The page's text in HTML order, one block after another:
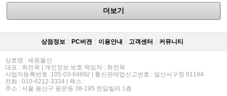
더보기
상점정보 PC버젼 이용안내 고객센터 커뮤니티
상호명 : 세원물산
대표 : 최진욱 | 개인정보 보호 책임자 : 최진욱
사업자등록번호 :105-03-64692 | 통신판매업신고번호 : 일산서구청 01194
전화 : 010-6212-3334 | 팩스 :
주소 : 서울 용산구 용문동 38-195 전일빌라 1층